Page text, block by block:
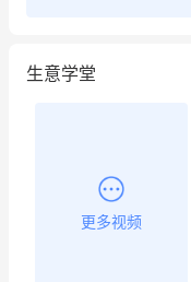
生意学堂
更多视频